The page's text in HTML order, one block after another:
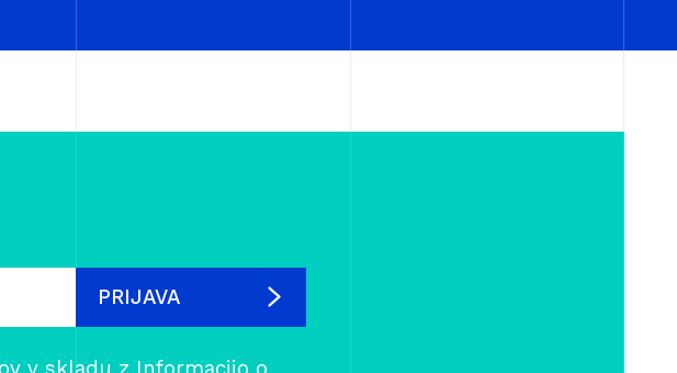
PRIJAVA